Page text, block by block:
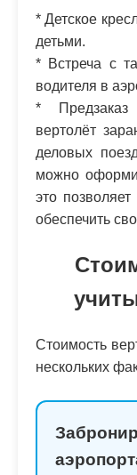
* Детское
детьми.
* Встреча с
водителя в
* Предзаказ
вертолёт
деловых
можно
это
обеспечить
Стоимость
нескольких